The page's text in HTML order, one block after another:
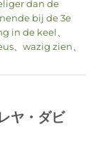
dan de
bij de 3e
in de keel
wazig zien
ヤ・ダビ